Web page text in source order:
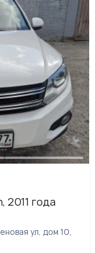
2011 года
ул, дом 10,